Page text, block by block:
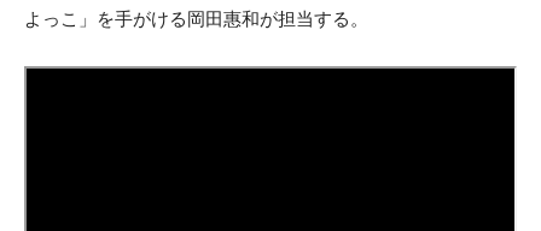
よっこ」を手がける岡田惠和が担当する。